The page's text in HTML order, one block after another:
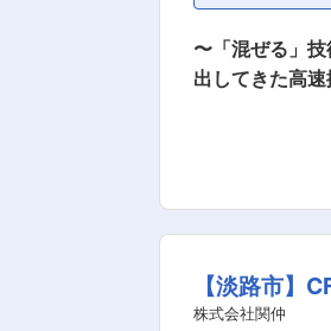
〜「混ぜる」
出してきた高
表彰を受けている
て、医薬品、化
品メーカー、電化製品での機械
の特徴 医薬、
【淡路市】
株式会社関仲